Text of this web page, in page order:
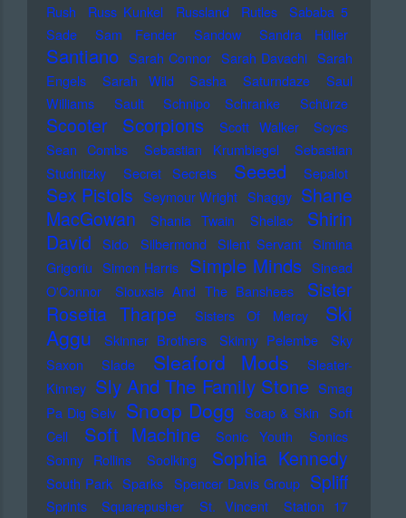
Rush
Russ Kunkel Russland Rutles
Sababa 5
Sade
Sam Fender Sandow Sandra Hüller
Santiano Sarah Connor Sarah Davachi Sarah
Engels
Sarah Wild Sasha Saturndaze
Saul
Williams
Sault Schnipo Schranke Schürze
Scooter Scorpions Scott Walker
Scycs
Sean Combs
Sebastian Krumbiegel
Sebastian
Studnitzky
Secret Secrets Seeed Sepalot
Sex Pistols Seymour Wright Shaggy Shane
MacGowan
Shania Twain Shellac
Shirin
David
Sido Silbermond Silent Servant Simina
Grigoriu Simon Harris Simple Minds Sinead
O'Connor
Siouxsie And The Banshees
Sister
Rosetta Tharpe
Sisters Of Mercy
Ski
Aggu
Skinner Brothers Skinny Pelembe
Sky
Saxon
Slade Sleaford Mods
Sleater-
Kinney Sly And The Family Stone Smag
Pa Dig Selv Snoop Dogg Soap & Skin Soft
Cell
Soft Machine Sonic Youth
Sonics
Sonny Rollins
Soolking Sophia Kennedy
South Park Sparks Spencer Davis Group Spliff
Sprints Squarepusher St. Vincent
Station 17